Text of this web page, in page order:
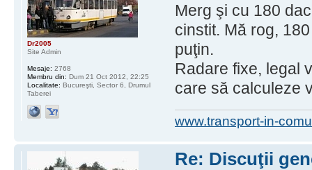
Merg şi cu 180
cinstit. Mă rog,
puţin.
Radare fixe, legal
care să calculeze
www.transport-in-
Dr2005
Site Admin
Mesaje: 2768
Membru din: Dum 21 Oct 2012, 22:25
Localitate: Bucureşti, Sector 6, Drumul
Taberei
Re: Discuţii